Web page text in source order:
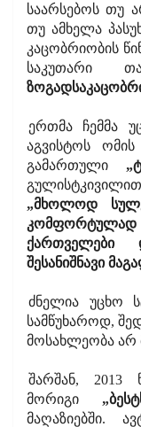
საარსებოს თუ
თუ ამხელა
კაცობრიობის
საკუთარი
ერთმა ჩემმა
აგვისტოს
გამართული
„მხოლოდ
კომფორტულად
ქართველები
შესანიშნავი
ძნელია უცხო
სამწუხაროდ,
მოსახლეობა არ
შარშან, 2013
მორიგი
მაღაზიებში.